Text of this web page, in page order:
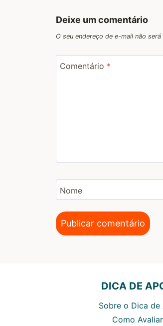
Deixe um comentário
O seu endereço de e-mail não será
Comentário *
Nome
DICA DE
Sobre o Dica de
Como